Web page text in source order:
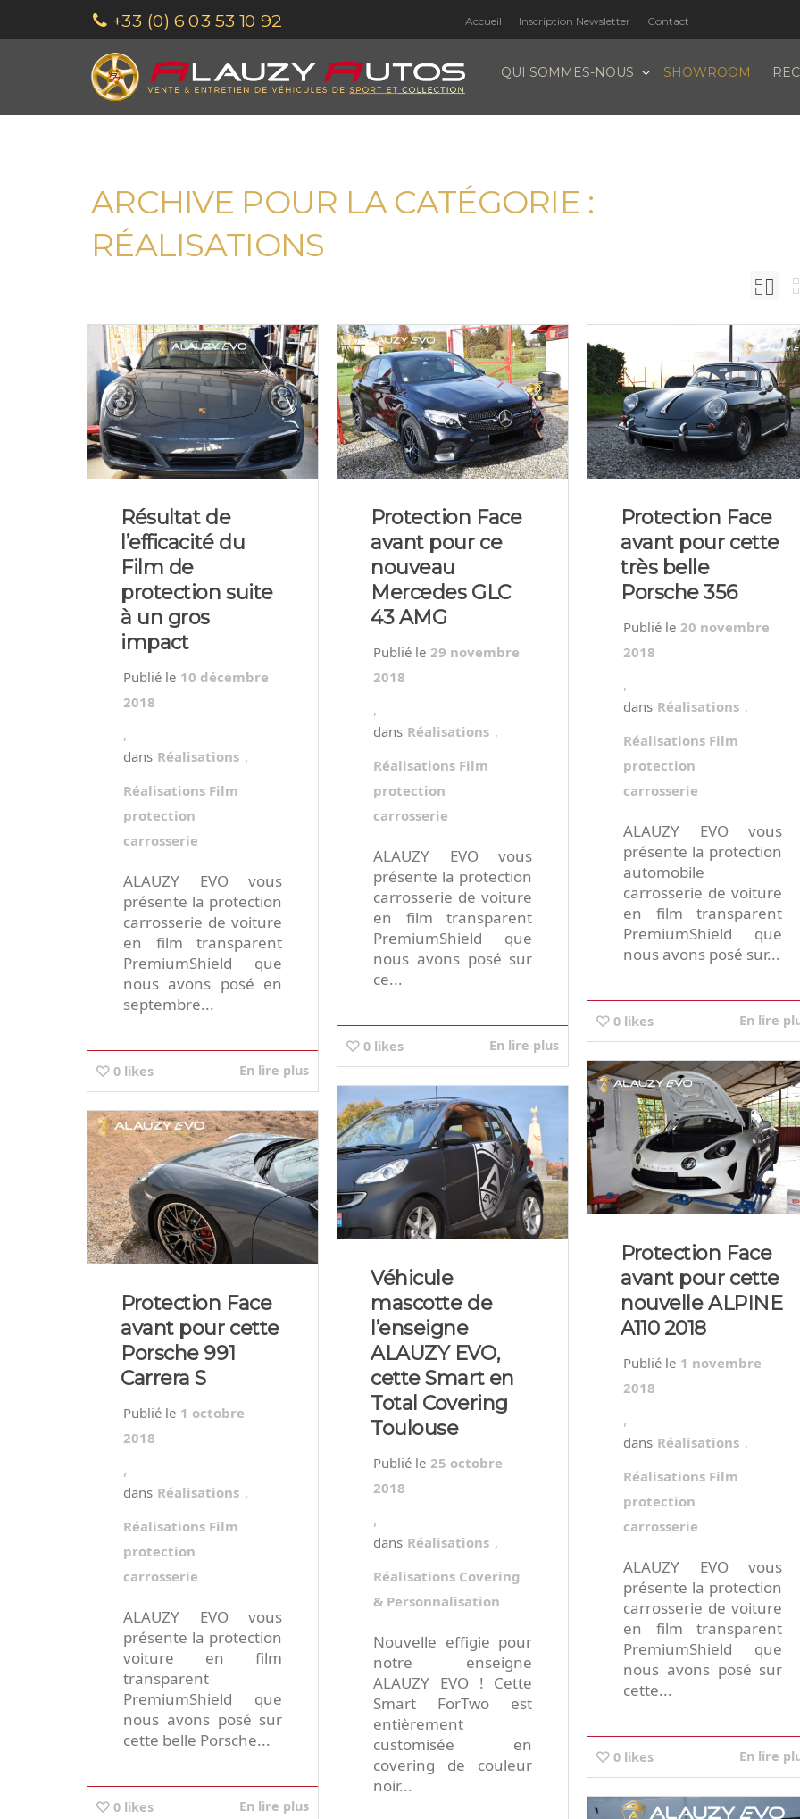
+33 (0) 6 03 53 10 92 Accueil Inscription Newsletter Contact
QUI SOMMES-NOUS SHOWROOM
ARCHIVE POUR LA CATÉGORIE :
RÉALISATIONS
Résultat de
l’efficacité du
Film de
protection suite
à un gros
impact
10 décembre
2018
,
Réalisations ,
Réalisations Film
protection
carrosserie
ALAUZY EVO vous
présente la protection
carrosserie de voiture
en film transparent
PremiumShield que
nous avons posé en
septembre...
0 likes En lire plus
Protection Face
avant pour ce
nouveau
Mercedes GLC
43 AMG
29 novembre
2018
,
Réalisations ,
Réalisations Film
protection
carrosserie
ALAUZY EVO vous
présente la protection
carrosserie de voiture
en film transparent
PremiumShield que
nous avons posé sur
ce...
0 likes En lire plus
Protection Face
avant pour cette
très belle
Porsche 356
20 novembre
2018
,
Réalisations ,
Réalisations Film
protection
carrosserie
ALAUZY EVO vous
présente la protection
automobile
carrosserie de voiture
en film transparent
PremiumShield que
nous avons posé sur...
0 likes En lire
Protection Face
avant pour cette
nouvelle ALPINE
A110 2018
1 novembre
2018
,
Réalisations ,
Réalisations Film
protection
carrosserie
ALAUZY EVO vous
présente la protection
carrosserie de voiture
en film transparent
PremiumShield que
nous avons posé sur
cette...
0 likes En lire
Véhicule
mascotte de
l’enseigne
ALAUZY EVO,
cette Smart en
Total Covering
Toulouse
25 octobre
2018
,
Réalisations ,
Réalisations Covering
& Personnalisation
Nouvelle effigie pour
notre enseigne
ALAUZY EVO ! Cette
Smart ForTwo est
entièrement
customisée en
covering de couleur
noir...
Protection Face
avant pour cette
Porsche 991
Carrera S
1 octobre
2018
,
Réalisations ,
Réalisations Film
protection
carrosserie
ALAUZY EVO vous
présente la protection
voiture en film
transparent
PremiumShield que
nous avons posé sur
cette belle Porsche...
0 likes En lire plus